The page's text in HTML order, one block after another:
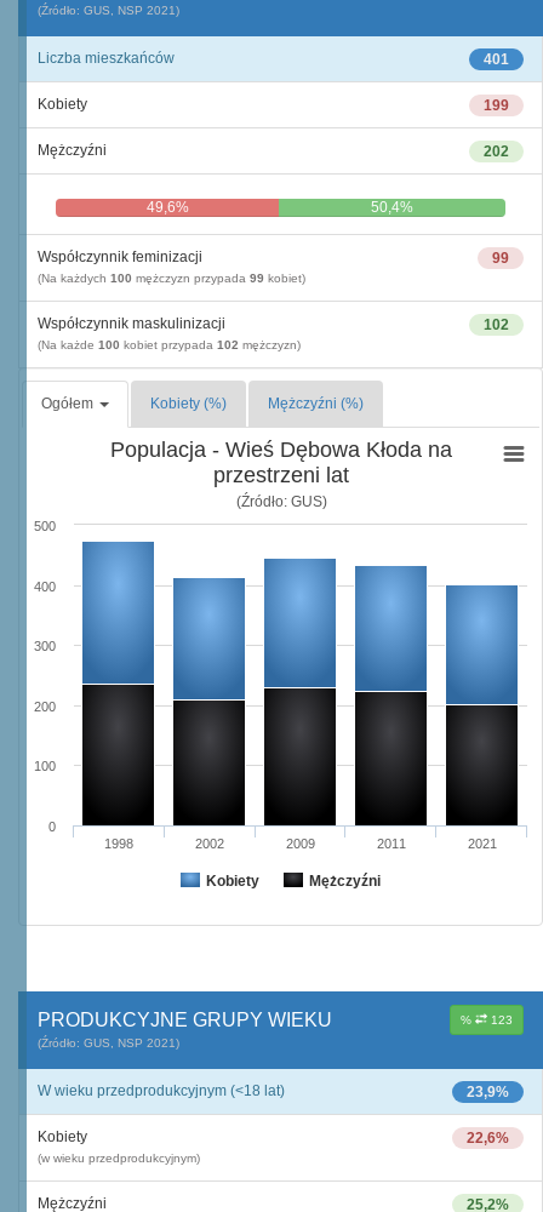
(Źródło: GUS, NSP 2021)
401
Liczba mieszkańców
199
Kobiety
202
Mężczyźni
49,6% 50,4%
99
Współczynnik feminizacji
(Na każdych 100 mężczyzn przypada 99 kobiet)
102
Współczynnik maskulinizacji
(Na każde 100 kobiet przypada 102 mężczyzn)
Ogółem Kobiety (%) Mężczyźni (%)
Populacja - Wieś Dębowa Kłoda na
przestrzeni lat
(Źródło: GUS)
Kobiety Mężczyźni
1998 2002 2009 2011 2021
0
100
200
300
400
500
% 123
PRODUKCYJNE GRUPY WIEKU
(Źródło: GUS, NSP 2021)
23,9%
W wieku przedprodukcyjnym (<18 lat)
22,6%
Kobiety
(w wieku przedprodukcyjnym)
25,2%
Mężczyźni